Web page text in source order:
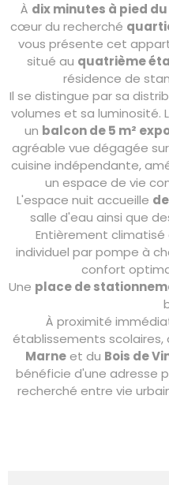
À dix minutes à pied
cœur du recherché
vous présente cet
situé au quatrième
résidence de
Il se distingue par sa
volumes et sa luminosité.
un balcon de 5 m²
agréable vue dégagée
cuisine indépendante,
un espace de vie
L'espace nuit accueille
salle d'eau ainsi que
Entièrement
individuel par pompe à
confort
Une place de
À proximité
établissements scolaires,
Marneet du Bois de
bénéficie d'une adresse
recherché entre vie